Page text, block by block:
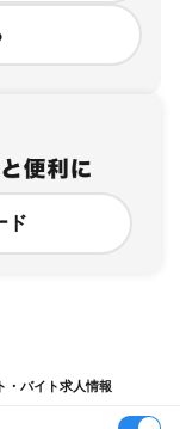
ド
・バイト求人情報